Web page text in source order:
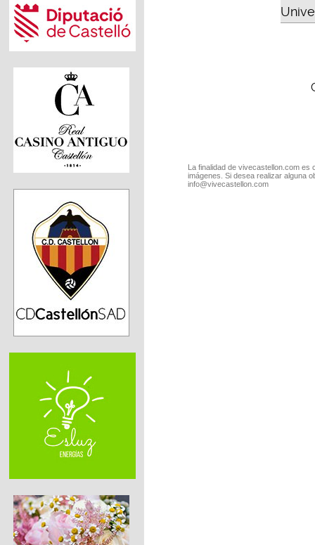
La finalidad de vivecastellon.com
imágenes. Si desea realizar alguna
info@vivecastellon.com